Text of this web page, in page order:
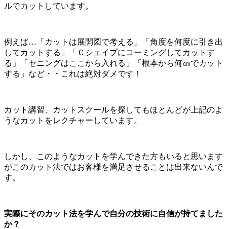
ルでカットしています。
例えば…「カットは展開図で考える」「角度を何度に引き出
してカットする」「Ｃシェイプにコーミングしてカットす
る」「セニングはここから入れる」「根本から何㎝でカット
する」など・・これは絶対ダメです！
カット講習、カットスクールを探してもほとんどが上記のよ
うなカットをレクチャーしています。
しかし、このようなカットを学んできた方もいると思います
がこのカット法ではお客様を満足させることは出来ないんで
す。
実際にそのカット法を学んで自分の技術に自信が持てました
か？